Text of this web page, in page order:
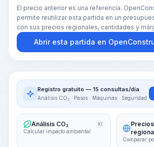
El precio anterior es una referencia.
permite reutilizar esta partida en un
con sus precios regionales, cantidades y
Abrir esta partida en
Registro gratuito — 15 consultas/día
Análisis CO₂ · Pasos · Máquinas · Seguridad
Análisis CO₂ KI
Calcular impacto ambiental
Precios
Comparar